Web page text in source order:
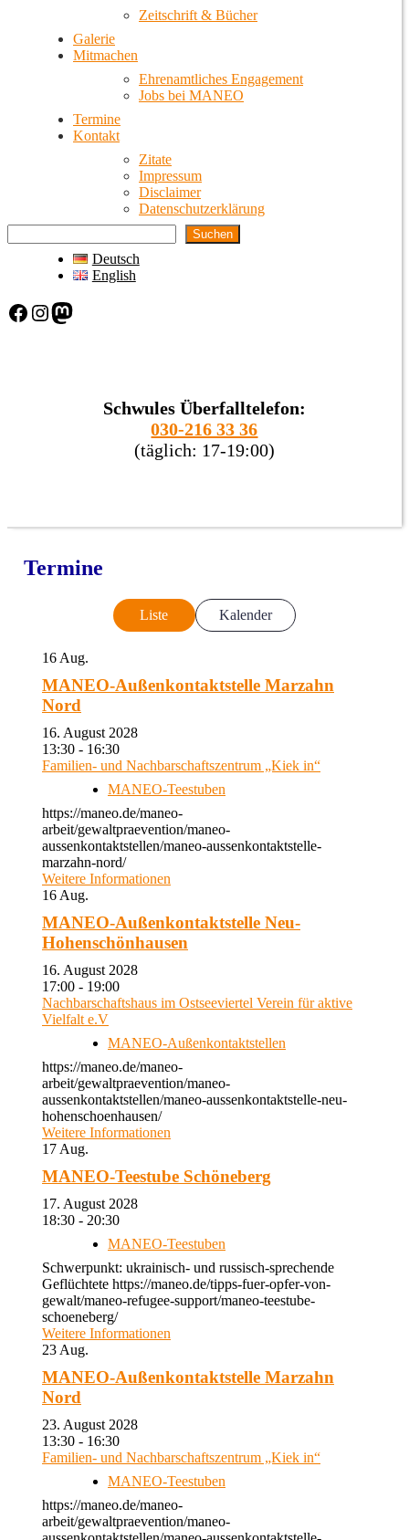
Zeitschrift & Bücher
Galerie
Mitmachen
Ehrenamtliches Engagement
Jobs bei MANEO
Termine
Kontakt
Zitate
Impressum
Disclaimer
Datenschutzerklärung
Suchen
Deutsch
English
Facebook Instagram Mastodon
Schwules Überfalltelefon:
030-216 33 36
(täglich: 17-19:00)
Termine
Liste Kalender
16 Aug.
MANEO-Außenkontaktstelle Marzahn
Nord
16. August 2028
13:30 - 16:30
Familien- und Nachbarschaftszentrum „Kiek in“
MANEO-Teestuben
https://maneo.de/maneo-
arbeit/gewaltpraevention/maneo-
aussenkontaktstellen/maneo-aussenkontaktstelle-
marzahn-nord/
Weitere Informationen
16 Aug.
MANEO-Außenkontaktstelle Neu-
Hohenschönhausen
16. August 2028
17:00 - 19:00
Nachbarschaftshaus im Ostseeviertel Verein für aktive
Vielfalt e.V
MANEO-Außenkontaktstellen
https://maneo.de/maneo-
arbeit/gewaltpraevention/maneo-
aussenkontaktstellen/maneo-aussenkontaktstelle-neu-
hohenschoenhausen/
Weitere Informationen
17 Aug.
MANEO-Teestube Schöneberg
17. August 2028
18:30 - 20:30
MANEO-Teestuben
Schwerpunkt: ukrainisch- und russisch-sprechende
Geflüchtete https://maneo.de/tipps-fuer-opfer-von-
gewalt/maneo-refugee-support/maneo-teestube-
schoeneberg/
Weitere Informationen
23 Aug.
MANEO-Außenkontaktstelle Marzahn
Nord
23. August 2028
13:30 - 16:30
Familien- und Nachbarschaftszentrum „Kiek in“
MANEO-Teestuben
https://maneo.de/maneo-
arbeit/gewaltpraevention/maneo-